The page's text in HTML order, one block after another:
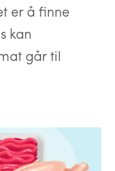
er å finne
kan
går til